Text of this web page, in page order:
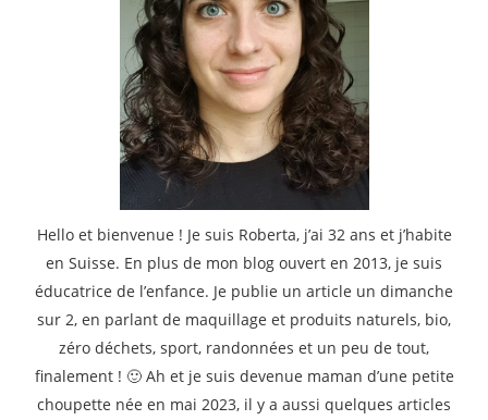
Hello et bienvenue ! Je suis Roberta, j’ai 32 ans et j’habite
en Suisse. En plus de mon blog ouvert en 2013, je suis
éducatrice de l’enfance. Je publie un article un dimanche
sur 2, en parlant de maquillage et produits naturels, bio,
zéro déchets, sport, randonnées et un peu de tout,
finalement ! 🙂 Ah et je suis devenue maman d’une petite
choupette née en mai 2023, il y a aussi quelques articles